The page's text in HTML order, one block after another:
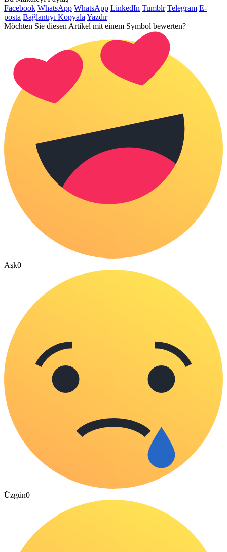
Facebook WhatsApp WhatsApp LinkedIn Tumblr Telegram E-
posta Bağlantıyı KopyalaYazdır
Möchten Sie diesen Artikel mit einem Symbol bewerten?
Aşk0
Üzgün0